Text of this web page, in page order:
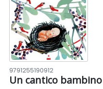
9791255190912
Un cantico bambino